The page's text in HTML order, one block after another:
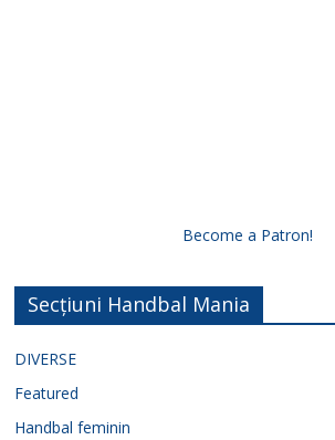
Become a Patron!
Secțiuni Handbal Mania
DIVERSE
Featured
Handbal feminin